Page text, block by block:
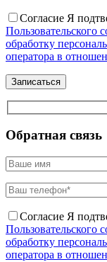
Согласие Я
Пользовательского
обработку
оператора в
Обратная связь
Согласие Я
Пользовательского
обработку
оператора в